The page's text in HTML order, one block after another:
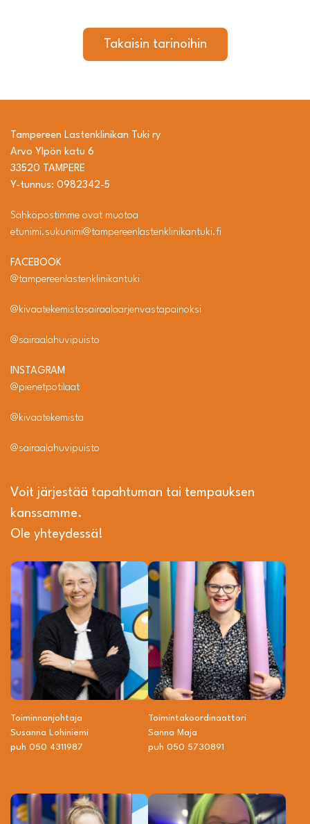
Takaisin tarinoihin
Tampereen Lastenklinikan Tuki ry
Arvo Ylpön katu 6
33520 TAMPERE
Y-tunnus: 0982342-5
Sähköpostimme ovat muotoa
etunimi.sukunimi@tampereenlastenklinikantuki.fi
FACEBOOK
@tampereenlastenklinikantuki
@kivaatekemistasairaalaarjenvastapainoksi
@sairaalahuvipuisto
INSTAGRAM
@pienetpotilaat
@kivaatekemista
@sairaalahuvipuisto
Voit järjestää tapahtuman tai tempauksen
kanssamme.
Ole yhteydessä!
Toiminnanjohtaja
Susanna Lohiniemi
puh 050 4311987
Toiminta­­koordinaattori
Sanna Maja
puh 050 5730891